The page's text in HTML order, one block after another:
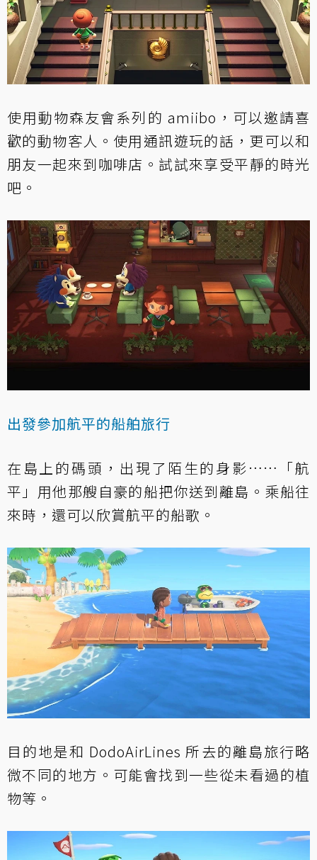
使用動物森友會系列的 amiibo，可以邀請喜
歡的動物客人。使用通訊遊玩的話，更可以和
朋友一起來到咖啡店。試試來享受平靜的時光
吧。
出發參加航平的船舶旅行
在島上的碼頭，出現了陌生的身影……「航
平」用他那艘自豪的船把你送到離島。乘船往
來時，還可以欣賞航平的船歌。
目的地是和 DodoAirLines 所去的離島旅行略
微不同的地方。可能會找到一些從未看過的植
物等。